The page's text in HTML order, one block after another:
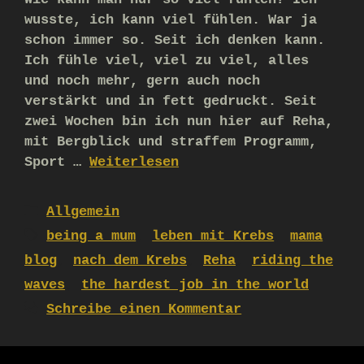
wusste, ich kann viel fühlen. War ja
schon immer so. Seit ich denken kann.
Ich fühle viel, viel zu viel, alles
und noch mehr, gern auch noch
verstärkt und in fett gedruckt. Seit
zwei Wochen bin ich nun hier auf Reha,
mit Bergblick und straffem Programm,
Sport … Weiterlesen
Kategorien
Allgemein
Schlagwörter
being a mum leben mit Krebs ,mama
blog
nach dem Krebs Reha
riding the
waves
the hardest job in the world
Schreibe einen Kommentar